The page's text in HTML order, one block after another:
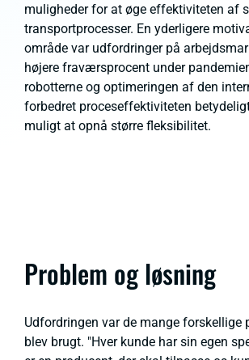
muligheder for at øge effektiviteten af
transportprocesser. En yderligere
område var udfordringer på
højere fraværsprocent under
robotterne og optimeringen af den
forbedret proceseffektiviteten
muligt at opnå større fleksibilitet.
Problem og løsning
Udfordringen var de mange forskellige
blev brugt. "Hver kunde har sin egen